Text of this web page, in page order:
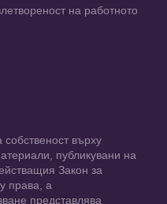
на работното
върху
публикувани на
Закон за
права, а
представлява